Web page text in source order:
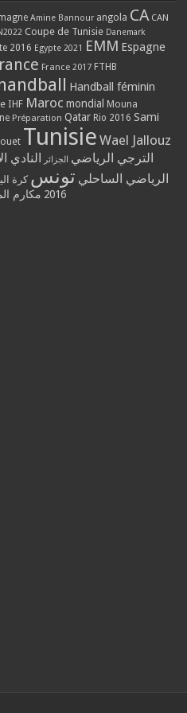
Amine Bannour angola CA CAN
Coupe de Tunisie Danemark
2016 Egypte 2021 EMM Espagne
France 2017 FTHB
Handball féminin
IHF Maroc mondial Mouna
Préparation Qatar Rio 2016 Sami
Tunisie Wael Jallouz
الترجي الرياضي الجزائر النادي
الرياضي الساحلي تونس كرة
2016 مكارم